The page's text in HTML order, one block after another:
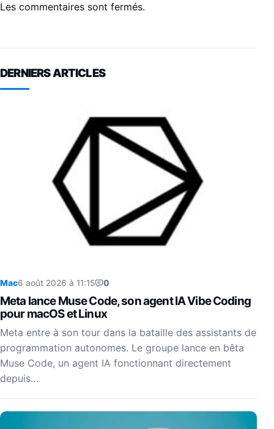
Les commentaires sont fermés.
DERNIERS ARTICLES
Mac6 août 2026 à 11:15 0
Meta lance Muse Code, son agent IA Vibe Coding
pour macOS et Linux
Meta entre à son tour dans la bataille des assistants de
programmation autonomes. Le groupe lance en bêta
Muse Code, un agent IA fonctionnant directement
depuis…